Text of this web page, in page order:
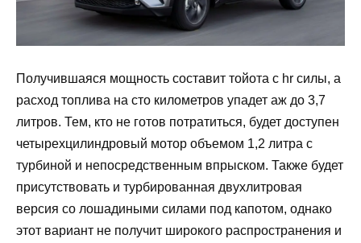
Получившаяся мощность составит тойота с hr силы, а
расход топлива на сто километров упадет аж до 3,7
литров. Тем, кто не готов потратиться, будет доступен
четырехцилиндровый мотор объемом 1,2 литра с
турбиной и непосредственным впрыском. Также будет
присутствовать и турбированная двухлитровая
версия со лошадиными силами под капотом, однако
этот вариант не получит широкого распространения и